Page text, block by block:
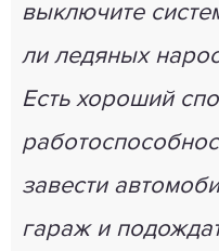
выключите
ли ледяных
Есть хороший
завести
гараж и